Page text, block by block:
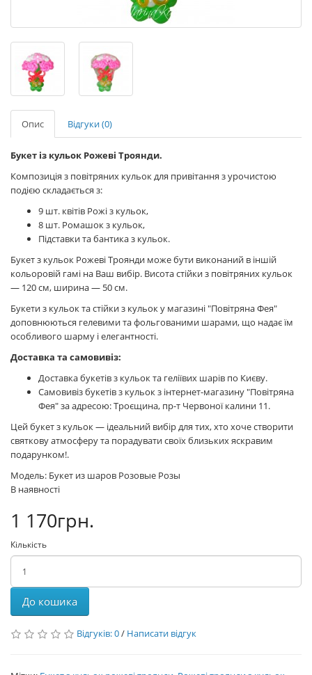
Опис Відгуки (0)
Букет із кульок Рожеві Троянди.
Композиція з повітряних кульок для привітання з урочистою
подією складається з:
9 шт. квітів Рожі з кульок,
8 шт. Ромашок з кульок,
Підставки та бантика з кульок.
Букет з кульок Рожеві Троянди може бути виконаний в іншій
кольоровій гамі на Ваш вибір. Висота стійки з повітряних кульок
— 120 см, ширина — 50 см.
Букети з кульок та стійки з кульок у магазині "Повітряна Фея"
доповнюються гелевими та фольгованими шарами, що надає їм
особливого шарму і елегантності.
Доставка та самовивіз:
Доставка букетів з кульок та геліївих шарів по Києву.
Самовивіз букетів з кульок з інтернет-магазину "Повітряна
Фея" за адресою: Троєщина, пр-т Червоної калини 11.
Цей букет з кульок — ідеальний вибір для тих, хто хоче створити
святкову атмосферу та порадувати своїх близьких яскравим
подарунком!.
Модель: Букет из шаров Розовые Розы
В наявності
1 170грн.
Кількість
До кошика
Відгуків: 0/ Написати відгук